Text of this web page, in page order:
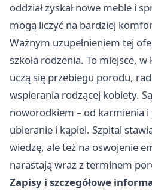
oddział zyskał nowe meble i
mogą liczyć na bardziej
Ważnym uzupełnieniem tej
szkoła rodzenia. To miejsce,
uczą się przebiegu porodu,
wspierania rodzącej kobiety.
noworodkiem – od karmienia i
ubieranie i kąpiel. Szpital
wiedzę, ale też na oswojenie
narastają wraz z terminem
Zapisy i szczegółowe